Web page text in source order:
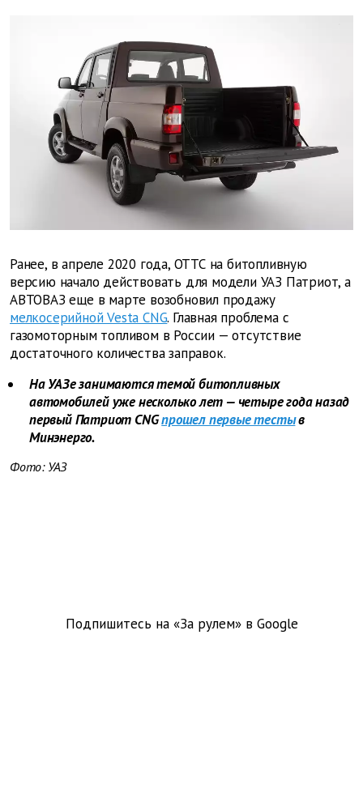
Ранее, в апреле 2020 года, ОТТС на битопливную
версию начало действовать для модели УАЗ Патриот, а
АВТОВАЗ еще в марте возобновил продажу
мелкосерийной Vesta CNG. Главная проблема с
газомоторным топливом в России — отсутствие
достаточного количества заправок.
На УАЗе занимаются темой битопливных
автомобилей уже несколько лет — четыре года назад
первый Патриот CNGпрошел первые тестыв
Минэнерго.
Фото: УАЗ
Подпишитесь на «За рулем» в Google